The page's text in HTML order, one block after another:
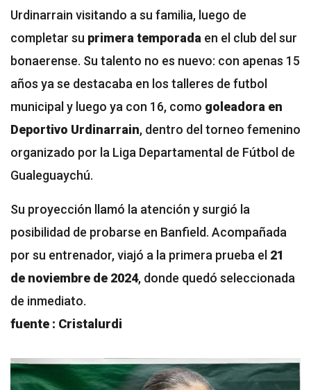
Urdinarrain visitando a su familia, luego de
completar su primera temporada en el club del sur
bonaerense. Su talento no es nuevo: con apenas 15
años ya se destacaba en los talleres de futbol
municipal y luego ya con 16, como goleadora en
Deportivo Urdinarrain, dentro del torneo femenino
organizado por la Liga Departamental de Fútbol de
Gualeguaychú.
Su proyección llamó la atención y surgió la
posibilidad de probarse en Banfield. Acompañada
por su entrenador, viajó a la primera prueba el 21
de noviembre de 2024, donde quedó seleccionada
de inmediato.
fuente : Cristalurdi